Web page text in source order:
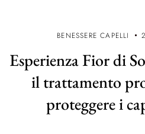
BENESSERE CAPELLI
Esperienza Fior di
il trattamento
proteggere i